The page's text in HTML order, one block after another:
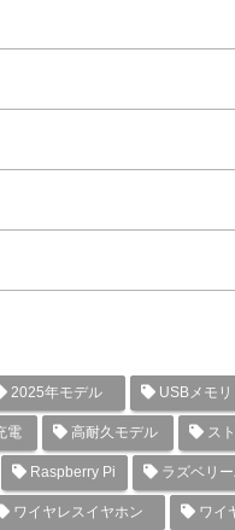
2025年モデル USBメモリ
電 高耐久モデル ス
Raspberry Pi ラズベリ
ワイヤレスイヤホン ワイ